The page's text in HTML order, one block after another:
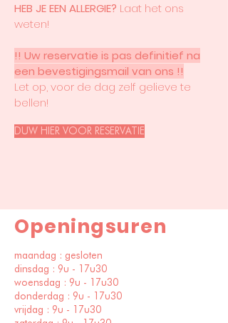
HEB JE EEN ALLERGIE? Laat het ons
weten!
!! Uw reservatie is pas definitief na
een bevestigingsmail van ons !!
Let op, voor de dag zelf gelieve te
bellen!
DUW HIER VOOR RESERVATIE
Openingsuren
maandag : gesloten
dinsdag : 9u - 17u30
woensdag : 9u - 17u30
donderdag : 9u - 17u30
vrijdag : 9u - 17u30